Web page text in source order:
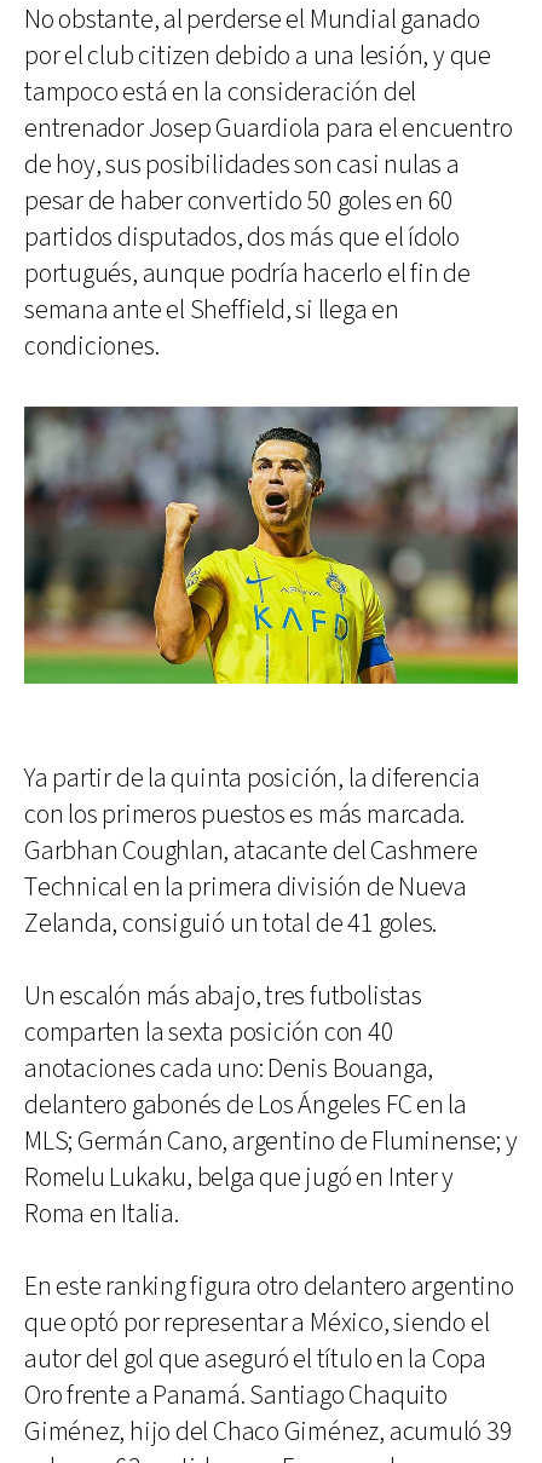
No obstante, al perderse el Mundial ganado
por el club citizen debido a una lesión, y que
tampoco está en la consideración del
entrenador Josep Guardiola para el encuentro
de hoy, sus posibilidades son casi nulas a
pesar de haber convertido 50 goles en 60
partidos disputados, dos más que el ídolo
portugués, aunque podría hacerlo el fin de
semana ante el Sheffield, si llega en
condiciones.
Ya partir de la quinta posición, la diferencia
con los primeros puestos es más marcada.
Garbhan Coughlan, atacante del Cashmere
Technical en la primera división de Nueva
Zelanda, consiguió un total de 41 goles.
Un escalón más abajo, tres futbolistas
comparten la sexta posición con 40
anotaciones cada uno: Denis Bouanga,
delantero gabonés de Los Ángeles FC en la
MLS; Germán Cano, argentino de Fluminense; y
Romelu Lukaku, belga que jugó en Inter y
Roma en Italia.
En este ranking figura otro delantero argentino
que optó por representar a México, siendo el
autor del gol que aseguró el título en la Copa
Oro frente a Panamá. Santiago Chaquito
Giménez, hijo del Chaco Giménez, acumuló 39